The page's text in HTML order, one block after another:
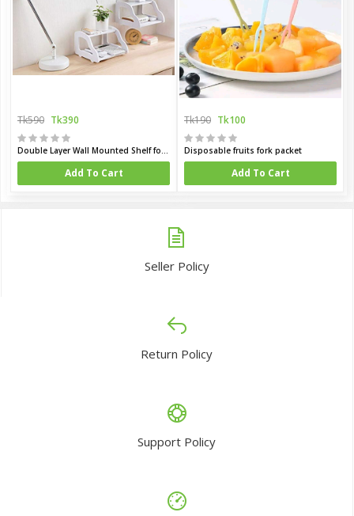
Tk590 Tk390
Double Layer Wall Mounted Shelf for WiFi Router Set top Box Telephone Remote Mobile Charging TV Set Top Box Wall Shelf
Add To Cart
Tk190 Tk100
Disposable fruits fork packet
Add To Cart
Seller Policy
Return Policy
Support Policy